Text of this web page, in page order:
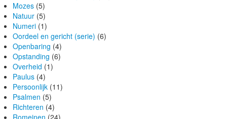
Mozes (5)
Natuur (5)
Numeri (1)
Oordeel en gericht (serie) (6)
Openbaring (4)
Opstanding (6)
Overheid (1)
Paulus (4)
Persoonlijk (11)
Psalmen (5)
Richteren (4)